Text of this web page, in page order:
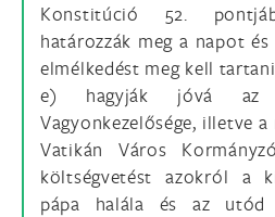
Konstitúció 52.
határozzák meg a napot
elmélkedést meg kell
e) hagyják jóvá az
Vagyonkezelősége, illetve
Vatikán Város
költségvetést azokról a
pápa halála és az utód